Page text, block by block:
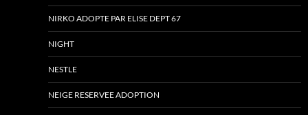
NIRKO ADOPTE PAR ELISE DEPT 67
NIGHT
NESTLE
NEIGE RESERVEE ADOPTION